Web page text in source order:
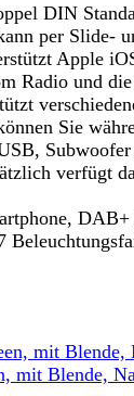
DIN
per Slide-
Apple
Radio und
Sie
verfügt
DAB+
mit Blende,